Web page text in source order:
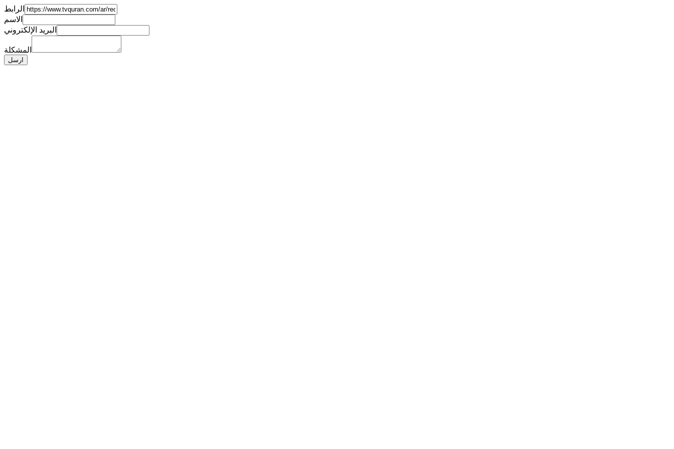
الرابط
الاسم
البريد الإلكتروني
المشكلة
ارسل